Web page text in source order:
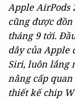
Apple AirPods
cũng được
tháng 9 tới.
dây của Apple
Siri, luôn lắng
nâng cấp
thiết kế chip